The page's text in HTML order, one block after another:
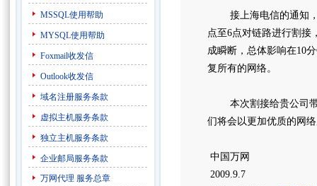
MSSQL使用帮助
MYSQL使用帮助
Foxmail收发信
Outlook收发信
域名注册服务条款
虚拟主机服务条款
独立主机服务条款
企业邮局服务条款
万网代理 服务总章
接上海电信的通知，
点至6点对链路进行割接
成瞬断，总体影响在10
复所有的网络。
本次割接给贵公司带
们将会以更加优质的网
中国万网
2009.9.7